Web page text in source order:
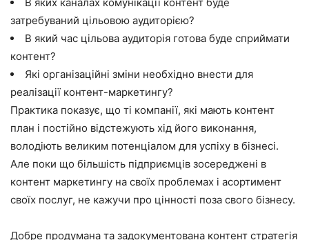
затребуваний цільовою аудиторією?
В який час цільова аудиторія готова буде сприймати
контент?
Які організаційні зміни необхідно внести для
реалізації контент-маркетингу?
Практика показує, що ті компанії, які мають контент
план і постійно відстежують хід його виконання,
володіють великим потенціалом для успіху в бізнесі.
Але поки що більшість підприємців зосереджені в
контент маркетингу на своїх проблемах і асортимент
своїх послуг, не кажучи про цінності поза свого бізнесу.
Добре продумана та задокументована контент стратегія